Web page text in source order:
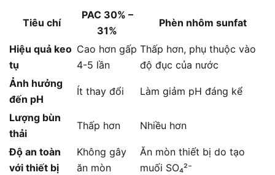
Tiêu chí
PAC 30% –
31%
Phèn nhôm sunfat
Hiệu quả keo
tụ
Cao hơn gấp
4-5 lần
Thấp hơn, phụ thuộc vào
độ đục của nước
Ảnh hưởng
đến pH
Ít thay đổi Làm giảm pH đáng kể
Lượng bùn
thải
Thấp hơn Nhiều hơn
Độ an toàn
với thiết bị
Không gây
ăn mòn
Ăn mòn thiết bị do tạo
muối SO₄²⁻